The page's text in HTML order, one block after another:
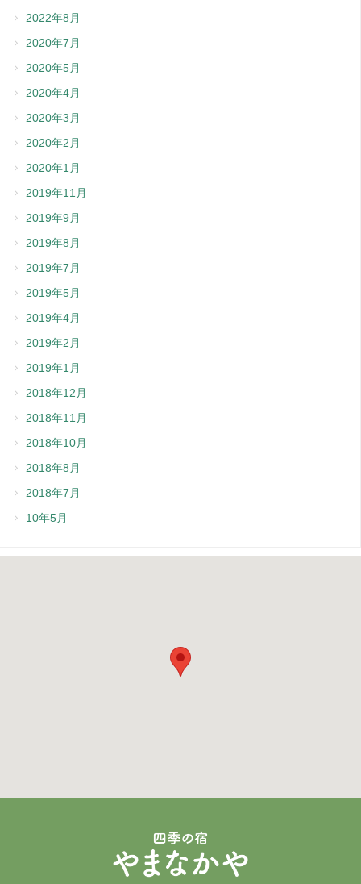
2022年8月
2020年7月
2020年5月
2020年4月
2020年3月
2020年2月
2020年1月
2019年11月
2019年9月
2019年8月
2019年7月
2019年5月
2019年4月
2019年2月
2019年1月
2018年12月
2018年11月
2018年10月
2018年8月
2018年7月
10年5月